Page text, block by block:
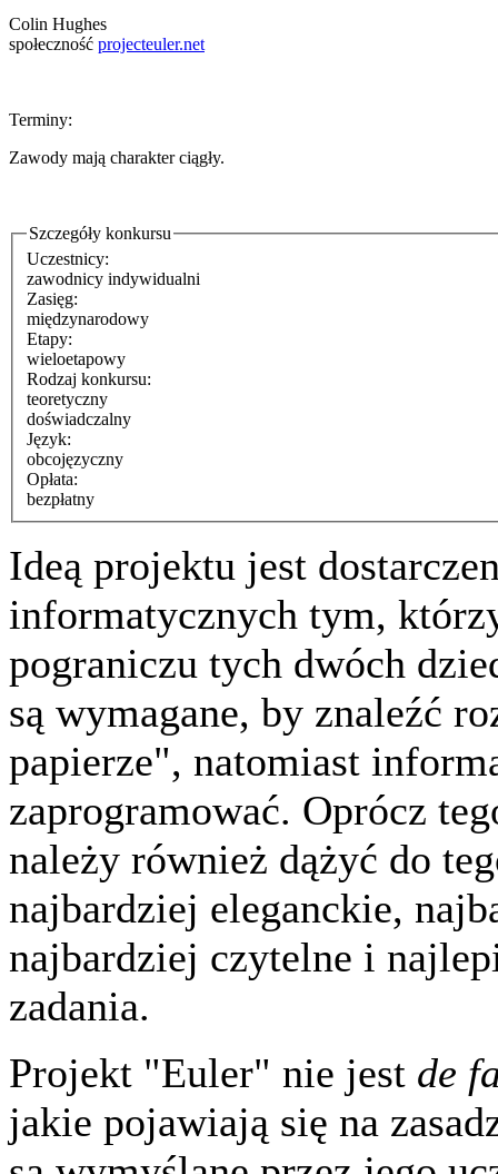
Colin Hughes
społeczność projecteuler.net
Terminy:
Zawody mają charakter ciągły.
Szczegóły konkursu
Uczestnicy:
zawodnicy indywidualni
Zasięg:
międzynarodowy
Etapy:
wieloetapowy
Rodzaj konkursu:
teoretyczny
doświadczalny
Język:
obcojęzyczny
Opłata:
bezpłatny
Ideą projektu jest
informatycznych tym,
pograniczu tych dwóch
są wymagane, by znaleźć
papierze", natomiast
zaprogramować. Oprócz
należy również dążyć do
najbardziej eleganckie,
najbardziej czytelne i
zadania.
Projekt "Euler" nie jest de
jakie pojawiają się na